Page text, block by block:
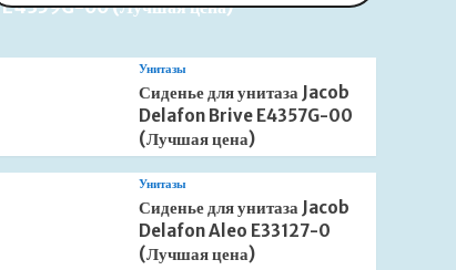
E4359G-00 (Лучшая цена)
Унитазы
Сиденье для унитаза Jacob
Delafon Brive E4357G-00
(Лучшая цена)
Унитазы
Сиденье для унитаза Jacob
Delafon Aleo E33127-0
(Лучшая цена)